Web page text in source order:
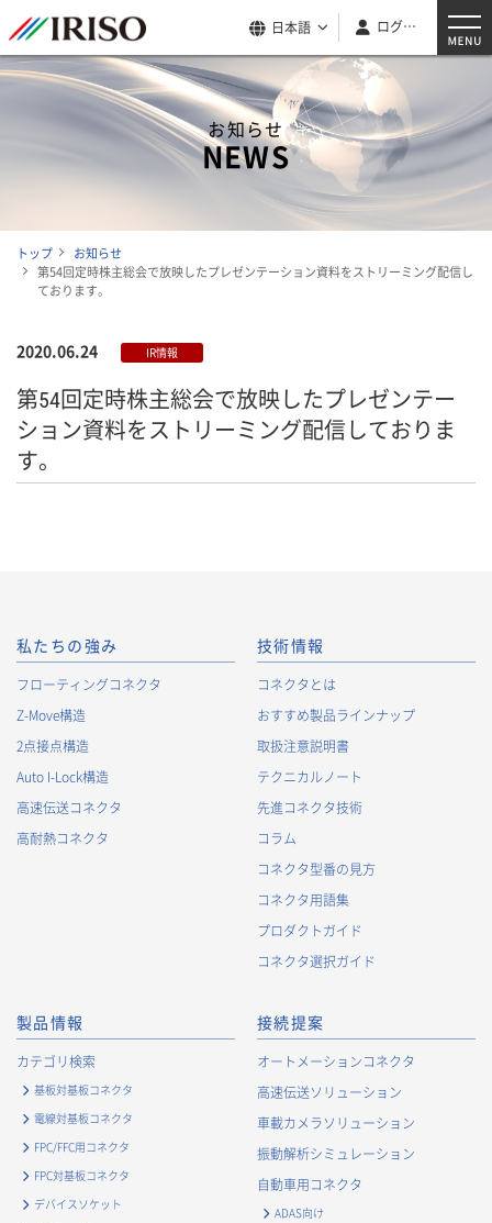
日本語 ログイン
お知らせ
NEWS
トップ
お知らせ
第54回定時株主総会で放映したプレゼンテーション資料をストリーミング配信し
ております。
2020.06.24 IR情報
第54回定時株主総会で放映したプレゼンテー
ション資料をストリーミング配信しておりま
す。
私たちの強み
フローティングコネクタ
Z-Move構造
2点接点構造
Auto I-Lock構造
高速伝送コネクタ
高耐熱コネクタ
技術情報
コネクタとは
おすすめ製品ラインナップ
取扱注意説明書
テクニカルノート
先進コネクタ技術
コラム
コネクタ型番の見方
コネクタ用語集
プロダクトガイド
コネクタ選択ガイド
製品情報
カテゴリ検索
基板対基板コネクタ
電線対基板コネクタ
FPC/FFC用コネクタ
FPC対基板コネクタ
デバイスソケット
接続提案
オートメーションコネクタ
高速伝送ソリューション
車載カメラソリューション
振動解析シミュレーション
自動車用コネクタ
ADAS向け